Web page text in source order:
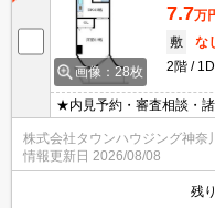
画像：28枚
7.7万
敷
な
2階
★内見予約・審査相談・
株式会社タウンハウジング神奈
情報更新日 2026/08/08
残